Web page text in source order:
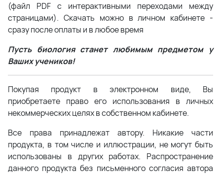
(файл PDF с интерактивными переходами между
страницами). Скачать можно в личном кабинете -
сразу после оплаты и в любое время
Пусть биология станет любимым предметом у
Ваших учеников!
Покупая продукт в электронном виде, Вы
приобретаете право его использования в личных
некоммерческих целях в собственном кабинете.
Все права принадлежат автору. Никакие части
продукта, в том числе и иллюстрации, не могут быть
использованы в других работах. Распространение
данного продукта без письменного согласия автора